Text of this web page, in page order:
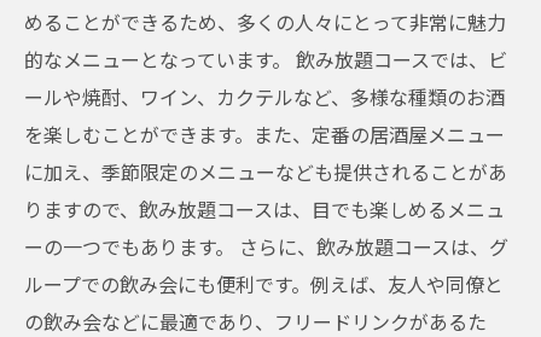
めることができるため、多くの人々にとって非常に魅力
的なメニューとなっています。 飲み放題コースでは、ビ
ールや焼酎、ワイン、カクテルなど、多様な種類のお酒
を楽しむことができます。また、定番の居酒屋メニュー
に加え、季節限定のメニューなども提供されることがあ
りますので、飲み放題コースは、目でも楽しめるメニュ
ーの一つでもあります。 さらに、飲み放題コースは、グ
ループでの飲み会にも便利です。例えば、友人や同僚と
の飲み会などに最適であり、フリードリンクがあるた